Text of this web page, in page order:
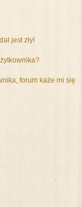
jest zły!
forum każe mi się